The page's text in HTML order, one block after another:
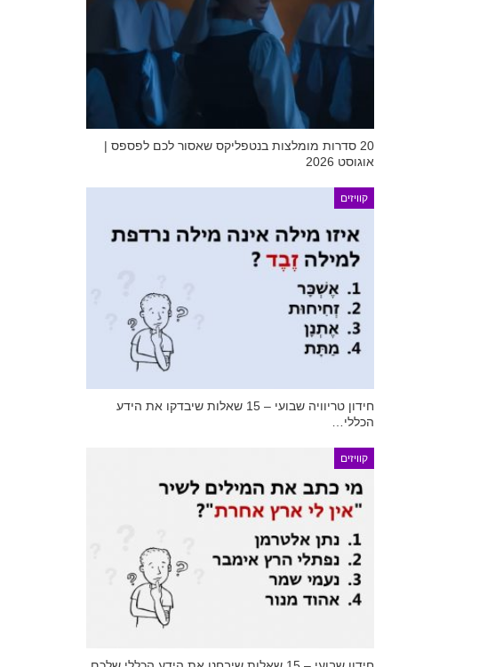
20 סדרות מומלצות בנטפליקס שאסור לכם לפספס |
אוגוסט 2026
קוויזים
חידון טריוויה שבועי – 15 שאלות שיבדקו את הידע
הכללי…
קוויזים